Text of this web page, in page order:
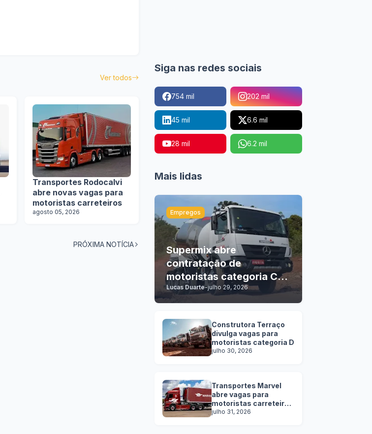
Ver todos
Transportes Rodocalvi
abre novas vagas para
motoristas carreteiros
agosto 05, 2026
PRÓXIMA NOTÍCIA
Siga nas redes sociais
754 mil 202 mil
45 mil 6.6 mil
28 mil 6.2 mil
Mais lidas
Empregos
Supermix abre
contratação de
motoristas categoria C, D
e E
Lucas Duarte-julho 29, 2026
Construtora Terraço
divulga vagas para
motoristas categoria D
julho 30, 2026
Transportes Marvel
abre vagas para
motoristas carreteiros
SEM EXPERIÊNCIA
julho 31, 2026